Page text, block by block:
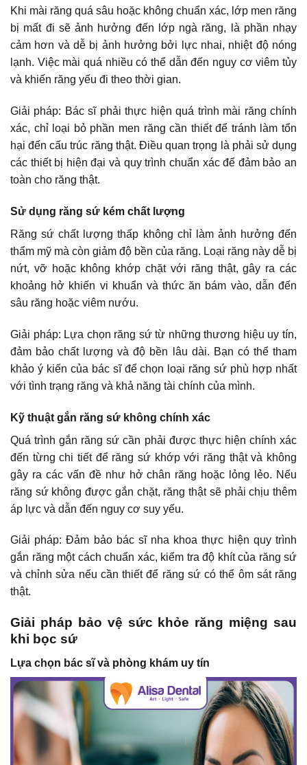
Khi mài răng quá sâu hoặc không chuẩn xác, lớp men răng
bị mất đi sẽ ảnh hưởng đến lớp ngà răng, là phần nhạy
cảm hơn và dễ bị ảnh hưởng bởi lực nhai, nhiệt độ nóng
lạnh. Việc mài quá nhiều có thể dẫn đến nguy cơ viêm tủy
và khiến răng yếu đi theo thời gian.
Giải pháp: Bác sĩ phải thực hiện quá trình mài răng chính
xác, chỉ loại bỏ phần men răng cần thiết để tránh làm tổn
hại đến cấu trúc răng thật. Điều quan trọng là phải sử dụng
các thiết bị hiện đại và quy trình chuẩn xác để đảm bảo an
toàn cho răng thật.
Sử dụng răng sứ kém chất lượng
Răng sứ chất lượng thấp không chỉ làm ảnh hưởng đến
thẩm mỹ mà còn giảm độ bền của răng. Loại răng này dễ bị
nứt, vỡ hoặc không khớp chặt với răng thật, gây ra các
khoảng hở khiến vi khuẩn và thức ăn bám vào, dẫn đến
sâu răng hoặc viêm nướu.
Giải pháp: Lựa chọn răng sứ từ những thương hiệu uy tín,
đảm bảo chất lượng và độ bền lâu dài. Bạn có thể tham
khảo ý kiến của bác sĩ để chọn loại răng sứ phù hợp nhất
với tình trạng răng và khả năng tài chính của mình.
Kỹ thuật gắn răng sứ không chính xác
Quá trình gắn răng sứ cần phải được thực hiện chính xác
đến từng chi tiết để răng sứ khớp với răng thật và không
gây ra các vấn đề như hở chân răng hoặc lỏng lẻo. Nếu
răng sứ không được gắn chặt, răng thật sẽ phải chịu thêm
áp lực và dẫn đến nguy cơ suy yếu.
Giải pháp: Đảm bảo bác sĩ nha khoa thực hiện quy trình
gắn răng một cách chuẩn xác, kiểm tra độ khít của răng sứ
và chỉnh sửa nếu cần thiết để răng sứ có thể ôm sát răng
thật.
Giải pháp bảo vệ sức khỏe răng miệng sau
khi bọc sứ
Lựa chọn bác sĩ và phòng khám uy tín